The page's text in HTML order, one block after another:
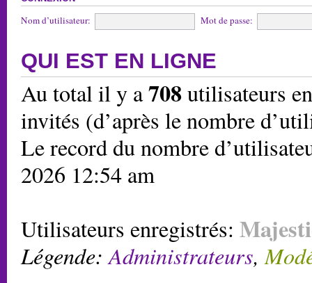
Nom d’utilisateur: Mot de passe:
QUI EST EN LIGNE
Au total il y a708utilisateurs
invités (d’après le nombre
Le record du nombre
2026 12:54 am
Utilisateurs enregistrés:
Légende:Administrateurs,